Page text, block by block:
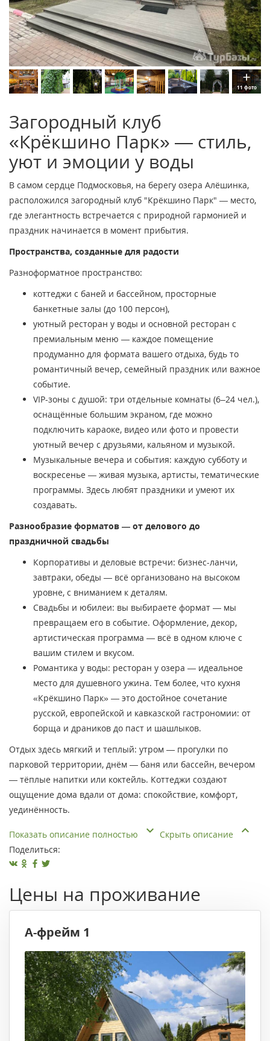
11 фото
Загородный клуб
«Крёкшино Парк» — стиль,
уют и эмоции у воды
В самом сердце Подмосковья, на берегу озера Алёшинка,
расположился загородный клуб "Крёкшино Парк" — место,
где элегантность встречается с природной гармонией и
праздник начинается в момент прибытия.
Пространства, созданные для радости
Разноформатное пространство:
коттеджи с баней и бассейном, просторные
банкетные залы (до 100 персон),
уютный ресторан у воды и основной ресторан с
премиальным меню — каждое помещение
продуманно для формата вашего отдыха, будь то
романтичный вечер, семейный праздник или важное
событие.
VIP-зоны с душой: три отдельные комнаты (6–24 чел.),
оснащённые большим экраном, где можно
подключить караоке, видео или фото и провести
уютный вечер с друзьями, кальяном и музыкой.
Музыкальные вечера и события: каждую субботу и
воскресенье — живая музыка, артисты, тематические
программы. Здесь любят праздники и умеют их
создавать.
Разнообразие форматов — от делового до
праздничной свадьбы
Корпоративы и деловые встречи: бизнес-ланчи,
завтраки, обеды — всё организовано на высоком
уровне, с вниманием к деталям.
Свадьбы и юбилеи: вы выбираете формат — мы
превращаем его в событие. Оформление, декор,
артистическая программа — всё в одном ключе с
вашим стилем и вкусом.
Романтика у воды: ресторан у озера — идеальное
место для душевного ужина. Тем более, что кухня
«Крёкшино Парк» — это достойное сочетание
русской, европейской и кавказской гастрономии: от
борща и драников до паст и шашлыков.
Отдых здесь мягкий и теплый: утром — прогулки по
парковой территории, днём — баня или бассейн, вечером
— тёплые напитки или коктейль. Коттеджи создают
ощущение дома вдали от дома: спокойствие, комфорт,
уединённость.
Показать описание полностью
Скрыть описание
Поделиться:
Цены на проживание
А-фрейм 1